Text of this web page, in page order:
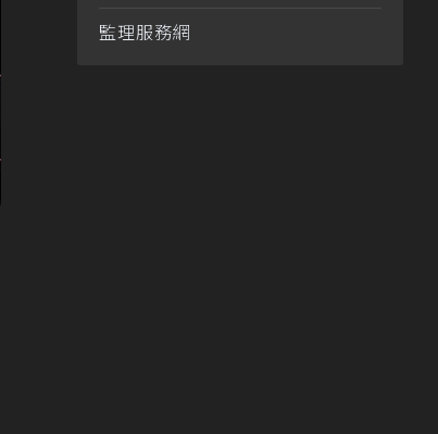
監理服務網